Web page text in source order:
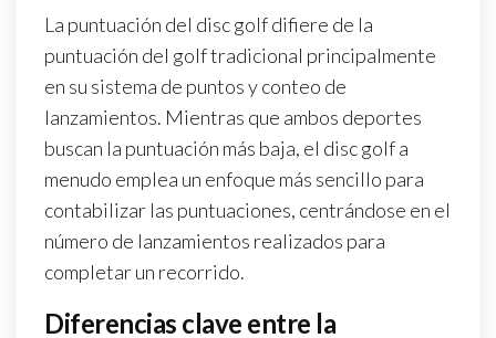
La puntuación del disc golf difiere de la
puntuación del golf tradicional principalmente
en su sistema de puntos y conteo de
lanzamientos. Mientras que ambos deportes
buscan la puntuación más baja, el disc golf a
menudo emplea un enfoque más sencillo para
contabilizar las puntuaciones, centrándose en el
número de lanzamientos realizados para
completar un recorrido.
Diferencias clave entre la